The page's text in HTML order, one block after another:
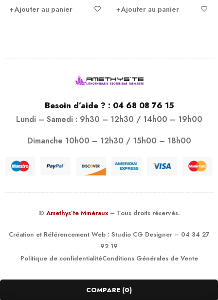
Ajouter au panier Ajouter au panier
Besoin d’aide ? : 04 68 08 76 15
Lundi – Samedi : 9h30 – 12h30 / 14h00 – 19h00
Dimanche 10h00 – 12h30 / 15h00 – 18h00
© Amethys’te Minéraux – Tous droits réservés.
Création et Référencement Web : Studio CG Designer– 04 34 27
92 19
Politique de confidentialitéConditions Générales de Vente
COMPARE (0)